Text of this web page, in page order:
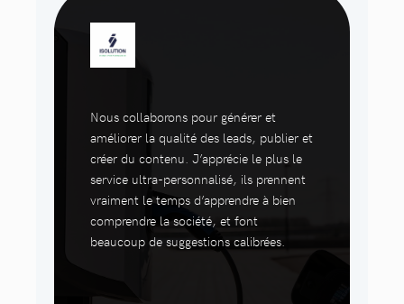
Nous collaborons pour générer et
améliorer la qualité des leads, publier et
créer du contenu. J’apprécie le plus le
service ultra-personnalisé, ils prennent
vraiment le temps d’apprendre à bien
comprendre la société, et font
beaucoup de suggestions calibrées.